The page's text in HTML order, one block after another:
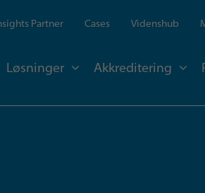
Partner Cases Videnshub
Løsninger Akkreditering